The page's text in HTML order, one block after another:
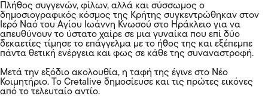
Πλήθος συγγενών, φίλων, αλλά και σύσσωμος ο
δημοσιογραφικός κόσμος της Κρήτης συγκεντρώθηκαν στον
Ιερό Ναό του Αγίου Ιωάννη Κνωσού στο Ηράκλειο για να
απευθύνουν το ύστατο χαίρε σε μια γυναίκα που επί δύο
δεκαετίες τίμησε το επάγγελμα με το ήθος της και εξέπεμπε
πάντα θετική ενέργεια και φως σε κάθε της συναναστροφή.
Μετά την εξόδιο ακολουθία, η ταφή της έγινε στο Νέο
Κοιμητήριο. Το Cretalive δημοσίευσε και τις πρώτες εικόνες
από το τελευταίο αντίο.